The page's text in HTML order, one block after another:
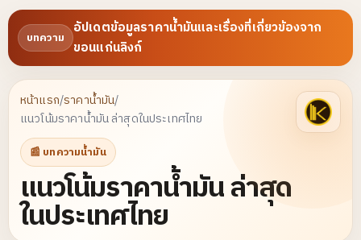
บทความ อัปเดตข้อมูลราคาน้ำมันและเรื่องที่เกี่ยวข้องจาก
ขอนแก่นลิงก์
หน้าแรก/ราคาน้ำมัน/
แนวโน้มราคาน้ำมัน ล่าสุดในประเทศไทย
📰 บทความน้ำมัน
แนวโน้มราคาน้ำมัน ล่าสุด
ในประเทศไทย